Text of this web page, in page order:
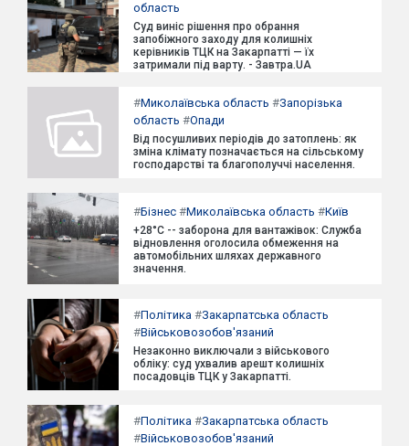
область
Суд виніс рішення про обрання
запобіжного заходу для колишніх
керівників ТЦК на Закарпатті — їх
затримали під варту. - Завтра.UA
#Миколаївська область #Запорізька
область #Опади
Від посушливих періодів до затоплень: як
зміна клімату позначається на сільському
господарстві та благополуччі населення.
#Бізнес #Миколаївська область #Київ
+28°C -- заборона для вантажівок: Служба
відновлення оголосила обмеження на
автомобільних шляхах державного
значення.
#Політика #Закарпатська область
#Військовозобов'язаний
Незаконно виключали з військового
обліку: суд ухвалив арешт колишніх
посадовців ТЦК у Закарпатті.
#Політика #Закарпатська область
#Військовозобов'язаний